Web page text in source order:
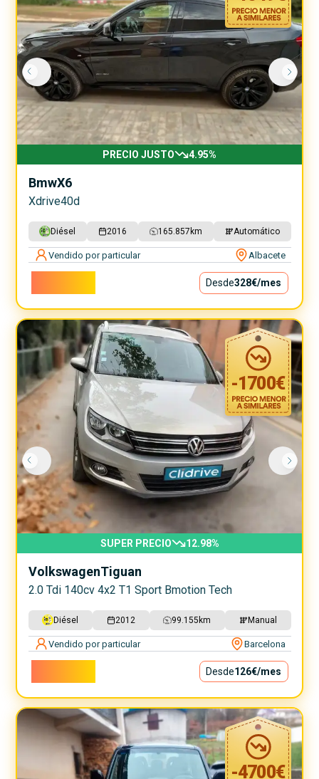
PRECIO JUSTO 4.95%
BmwX6
Xdrive40d
Diésel 2016 165.857 km Automático
Vendido por particular Albacete
Desde328€/mes
-1700€
SUPER PRECIO 12.98%
VolkswagenTiguan
2.0 Tdi 140cv 4x2 T1 Sport Bmotion Tech
Diésel 2012 99.155 km Manual
Vendido por particular Barcelona
Desde126€/mes
-4700€